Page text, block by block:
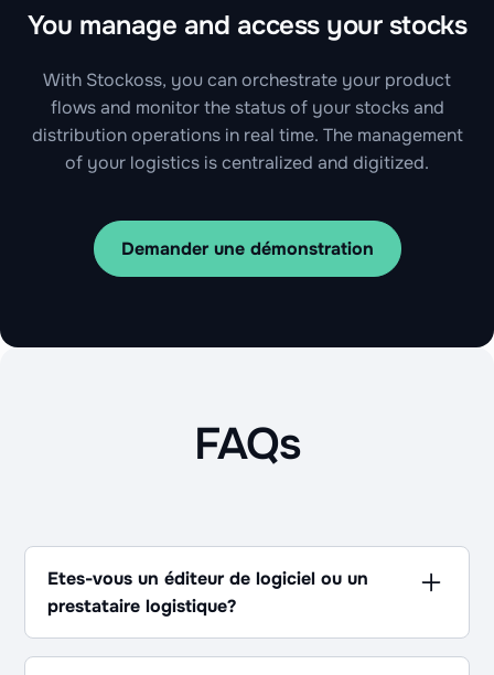
You manage and access your stocks
With Stockoss, you can orchestrate your product
flows and monitor the status of your stocks and
distribution operations in real time. The management
of your logistics is centralized and digitized.
Demander une démonstration
FAQs
Etes-vous un éditeur de logiciel ou un
prestataire logistique?
Les deux ! Pour déployer une logistique et